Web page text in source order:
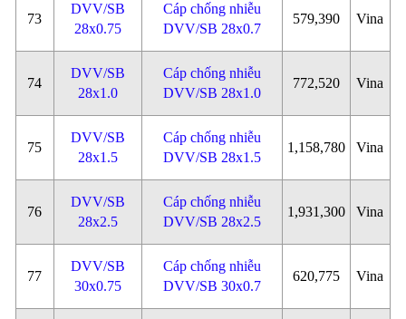
73
DVV/SB
28x0.75
Cáp chống nhiễu
DVV/SB 28x0.7
579,390 Vina
74
DVV/SB
28x1.0
Cáp chống nhiễu
DVV/SB 28x1.0
772,520 Vina
75
DVV/SB
28x1.5
Cáp chống nhiễu
DVV/SB 28x1.5
1,158,780 Vina
76
DVV/SB
28x2.5
Cáp chống nhiễu
DVV/SB 28x2.5
1,931,300 Vina
77
DVV/SB
30x0.75
Cáp chống nhiễu
DVV/SB 30x0.7
620,775 Vina